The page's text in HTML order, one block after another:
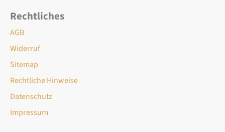
Rechtliches
AGB
Widerruf
Sitemap
Rechtliche Hinweise
Datenschutz
Impressum